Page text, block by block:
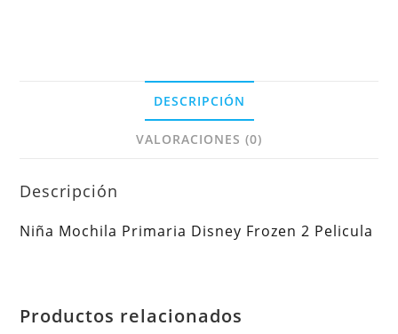
DESCRIPCIÓN
VALORACIONES (0)
Descripción
Niña Mochila Primaria Disney Frozen 2 Pelicula
Productos relacionados